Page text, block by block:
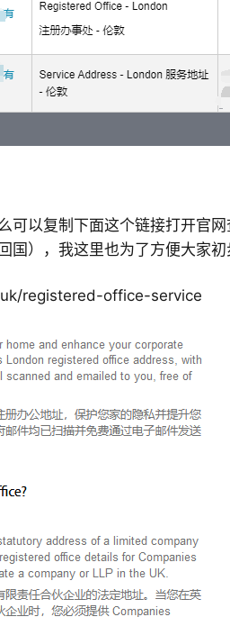
可以复制下面这个链接打开官
国），我这里也为了方便大家初
registered-office-service